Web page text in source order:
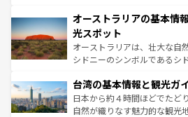
文化が魅力。旅行者はアメリ
しみながら、その多様性と豊
るだろう。車でのロードトリ
ならではの贅沢な旅のスタイルだ。 なお、新着
情報は コンテンツ一覧 を参照
ワイ島は見逃せない。また、
島だが、静かな自然を求める
おすすめ。エメラルドグリー
文化や歴史が息づいている。
人々、おいしいローカルフー
ク、伝統的なフラダンスなど
っている。訪れるたびに新し
オーストラリアの基本情
光スポット
オーストラリアは、壮大な自
シドニーのシンボルであるシ
リアリーフや大陸中央部にそ
ク）、タスマニアの美しい原
ど、見どころがたくさん。ま
台湾の基本情報と観光ガ
日本から約４時間ほどでたど
自然が織りなす魅力的な観光